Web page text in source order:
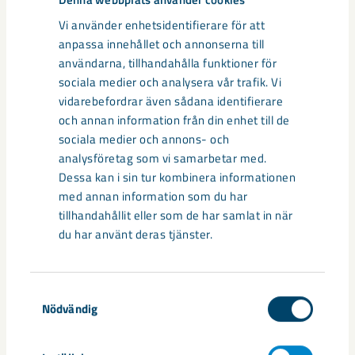
Vi använder enhetsidentifierare för att
anpassa innehållet och annonserna till
användarna, tillhandahålla funktioner för
sociala medier och analysera vår trafik. Vi
vidarebefordrar även sådana identifierare
och annan information från din enhet till de
sociala medier och annons- och
analysföretag som vi samarbetar med.
Dessa kan i sin tur kombinera informationen
med annan information som du har
tillhandahållit eller som de har samlat in när
du har använt deras tjänster.
Nödvändig
Taggar
mineral Per Geijer prospektering